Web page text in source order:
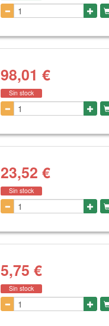
98,01 €
Sin stock
23,52 €
Sin stock
5,75 €
Sin stock